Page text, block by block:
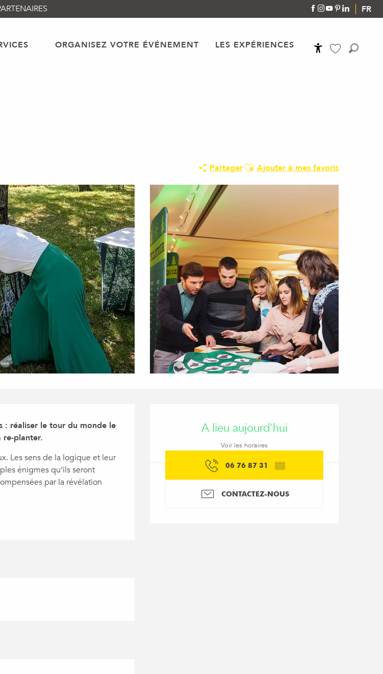
FR
ORGANISEZ VOTRE ÉVÉNEMENT LES EXPÉRIENCES
PartagerAjouter aux favoris
Ajouter à mes favoris
Ouverture et
A lieu aujourd'hui
Voir les horaires
06 76 87 31 ▒▒
CONTACTEZ-NOUS
: réaliser le tour du monde le
re-planter.
Les sens de la logique et leur
énigmes qu’ils seront
par la révélation